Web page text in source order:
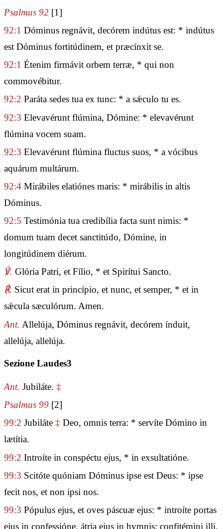
Psalmus 92 [1]
92:1 Dóminus regnávit, decórem indútus est: * indútus
est Dóminus fortitúdinem, et præcínxit se.
92:1 Étenim firmávit orbem terræ, * qui non
commovébitur.
92:2 Paráta sedes tua ex tunc: * a sǽculo tu es.
92:3 Elevavérunt flúmina, Dómine: * elevavérunt
flúmina vocem suam.
92:3 Elevavérunt flúmina fluctus suos, * a vócibus
aquárum multárum.
92:4 Mirábiles elatiónes maris: * mirábilis in altis
Dóminus.
92:5 Testimónia tua credibília facta sunt nimis: *
domum tuam decet sanctitúdo, Dómine, in
longitúdinem diérum.
℣. Glória Patri, et Fílio, * et Spirítui Sancto.
℟. Sicut erat in princípio, et nunc, et semper, * et in
sǽcula sæculórum. Amen.
Ant. Allelúja, Dóminus regnávit, decórem índuit,
allelúja, allelúja.
Sezione Laudes3
Ant. Jubiláte. ‡
Psalmus 99 [2]
99:2 Jubiláte ‡ Deo, omnis terra: * servíte Dómino in
lætítia.
99:2 Introíte in conspéctu ejus, * in exsultatióne.
99:3 Scitóte quóniam Dóminus ipse est Deus: * ipse
fecit nos, et non ipsi nos.
99:3 Pópulus ejus, et oves páscuæ ejus: * introíte portas
ejus in confessióne, átria ejus in hymnis: confitémini illi.